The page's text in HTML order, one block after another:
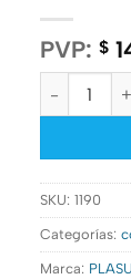
PVP: $
Colador
SKU: 1190
Categorías:
Marca: